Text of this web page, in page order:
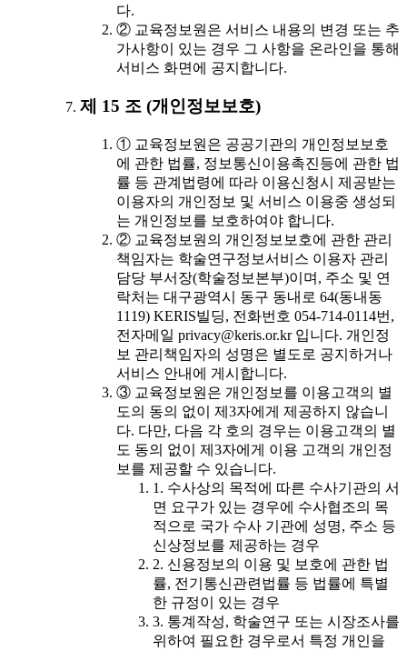
다.
② 교육정보원은 서비스 내용의 변경 또는 추
가사항이 있는 경우 그 사항을 온라인을 통해
서비스 화면에 공지합니다.
제 15 조 (개인정보보호)
① 교육정보원은 공공기관의 개인정보보호
에 관한 법률, 정보통신이용촉진등에 관한 법
률 등 관계법령에 따라 이용신청시 제공받는
이용자의 개인정보 및 서비스 이용중 생성되
는 개인정보를 보호하여야 합니다.
② 교육정보원의 개인정보보호에 관한 관리
책임자는 학술연구정보서비스 이용자 관리
담당 부서장(학술정보본부)이며, 주소 및 연
락처는 대구광역시 동구 동내로 64(동내동
1119) KERIS빌딩, 전화번호 054-714-0114번,
전자메일 privacy@keris.or.kr 입니다. 개인정
보 관리책임자의 성명은 별도로 공지하거나
서비스 안내에 게시합니다.
③ 교육정보원은 개인정보를 이용고객의 별
도의 동의 없이 제3자에게 제공하지 않습니
다. 다만, 다음 각 호의 경우는 이용고객의 별
도 동의 없이 제3자에게 이용 고객의 개인정
보를 제공할 수 있습니다.
1. 수사상의 목적에 따른 수사기관의 서
면 요구가 있는 경우에 수사협조의 목
적으로 국가 수사 기관에 성명, 주소 등
신상정보를 제공하는 경우
2. 신용정보의 이용 및 보호에 관한 법
률, 전기통신관련법률 등 법률에 특별
한 규정이 있는 경우
3. 통계작성, 학술연구 또는 시장조사를
위하여 필요한 경우로서 특정 개인을